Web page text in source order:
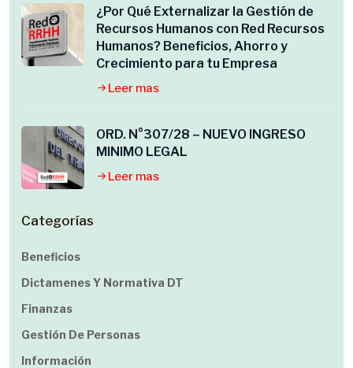
¿Por Qué Externalizar la Gestión de
Recursos Humanos con Red Recursos
Humanos? Beneficios, Ahorro y
Crecimiento para tu Empresa
Leer mas
ORD. N°307/28 – NUEVO INGRESO
MINIMO LEGAL
Leer mas
Categorías
Beneficios
Dictamenes Y Normativa DT
Finanzas
Gestión De Personas
Información